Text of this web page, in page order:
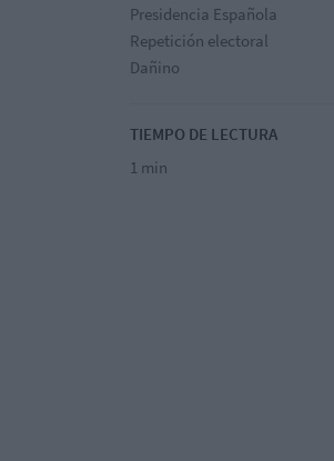
Presidencia Española
Repetición electoral
Dañino
TIEMPO DE LECTURA
1 min